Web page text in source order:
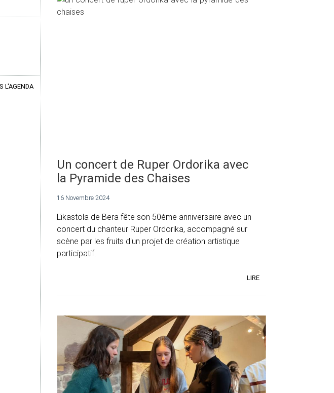
L'AGENDA
Un concert de Ruper Ordorika avec
la Pyramide des Chaises
16 Novembre 2024
L'ikastola de Bera fête son 50ème anniversaire avec un
concert du chanteur Ruper Ordorika, accompagné sur
scène par les fruits d'un projet de création artistique
participatif.
LIRE